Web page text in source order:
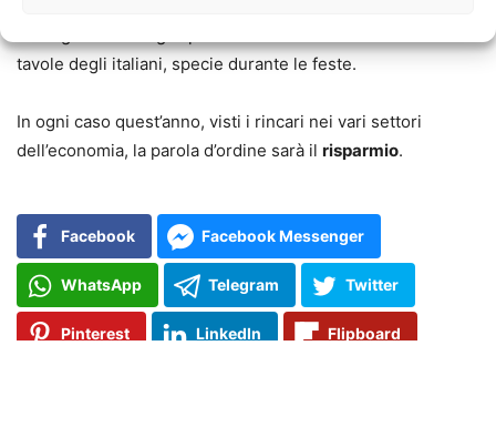
tavole degli italiani, specie durante le feste.
In ogni caso quest’anno, visti i rincari nei vari settori
dell’economia, la parola d’ordine sarà il risparmio.
Facebook Facebook Messenger
WhatsApp Telegram Twitter
Pinterest LinkedIn Flipboard